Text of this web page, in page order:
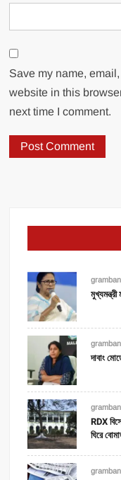
Save my name,
website in this
next time I comment.
দাবাং
RDX
ঘিরে